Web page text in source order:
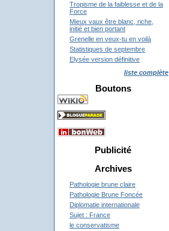
Tropisme de la faiblesse et de la
Force
Mieux vaux être blanc, riche,
initié et bien portant
Grenelle en veux-tu en voilà
Statistiques de septembre
Elysée version définitive
liste complète
Boutons
Publicité
Archives
Pathologie brune claire
Pathologie Brune Foncée
Diplomatie internationale
Sujet : France
le conservatisme